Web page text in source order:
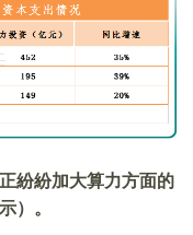
紛紛加大算力方面的
）。